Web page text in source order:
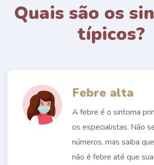
Quais são os
típicos?
Febre alta
A febre é o sintoma
os especialistas. Não
números, mas saiba
não é febre até que